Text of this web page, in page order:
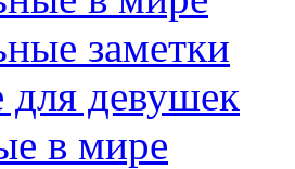
заметки
девушек
в мире